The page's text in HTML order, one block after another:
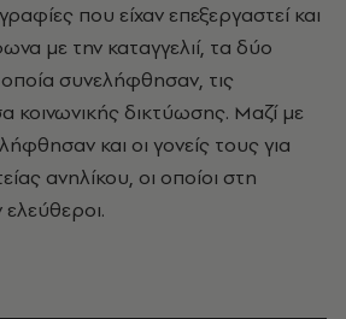
που είχαν επεξεργαστεί και
με την καταγγελιί, τα δύο
συνελήφθησαν, τις
κοινωνικής δικτύωσης. Μαζί με
και οι γονείς τους για
ανηλίκου, οι οποίοι στη